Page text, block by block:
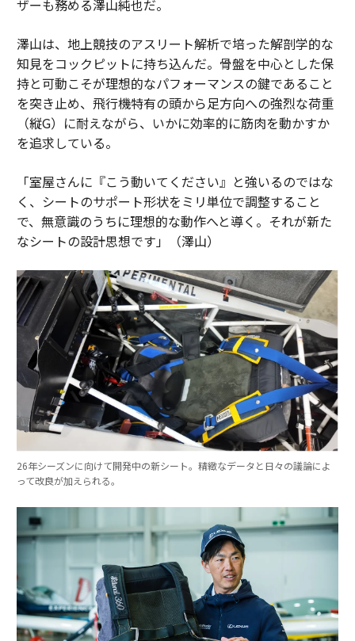
ザーも務める澤山純也だ。
澤山は、地上競技のアスリート解析で培った解剖学的な
知見をコックピットに持ち込んだ。骨盤を中心とした保
持と可動こそが理想的なパフォーマンスの鍵であること
を突き止め、飛行機特有の頭から足方向への強烈な荷重
（縦G）に耐えながら、いかに効率的に筋肉を動かすか
を追求している。
「室屋さんに『こう動いてください』と強いるのではな
く、シートのサポート形状をミリ単位で調整すること
で、無意識のうちに理想的な動作へと導く。それが新た
なシートの設計思想です」（澤山）
26年シーズンに向けて開発中の新シート。精緻なデータと日々の議論によ
って改良が加えられる。